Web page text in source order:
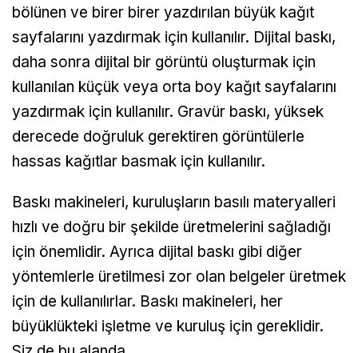
bölünen ve birer birer yazdırılan büyük kağıt
sayfalarını yazdırmak için kullanılır. Dijital baskı,
daha sonra dijital bir görüntü oluşturmak için
kullanılan küçük veya orta boy kağıt sayfalarını
yazdırmak için kullanılır. Gravür baskı, yüksek
derecede doğruluk gerektiren görüntülerle
hassas kağıtlar basmak için kullanılır.
Baskı makineleri, kuruluşların basılı materyalleri
hızlı ve doğru bir şekilde üretmelerini sağladığı
için önemlidir. Ayrıca dijital baskı gibi diğer
yöntemlerle üretilmesi zor olan belgeler üretmek
için de kullanılırlar. Baskı makineleri, her
büyüklükteki işletme ve kuruluş için gereklidir.